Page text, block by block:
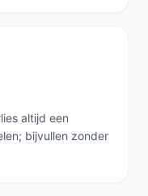
altijd een
bijvullen zonder